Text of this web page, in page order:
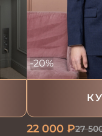
-20%
22 000₽27